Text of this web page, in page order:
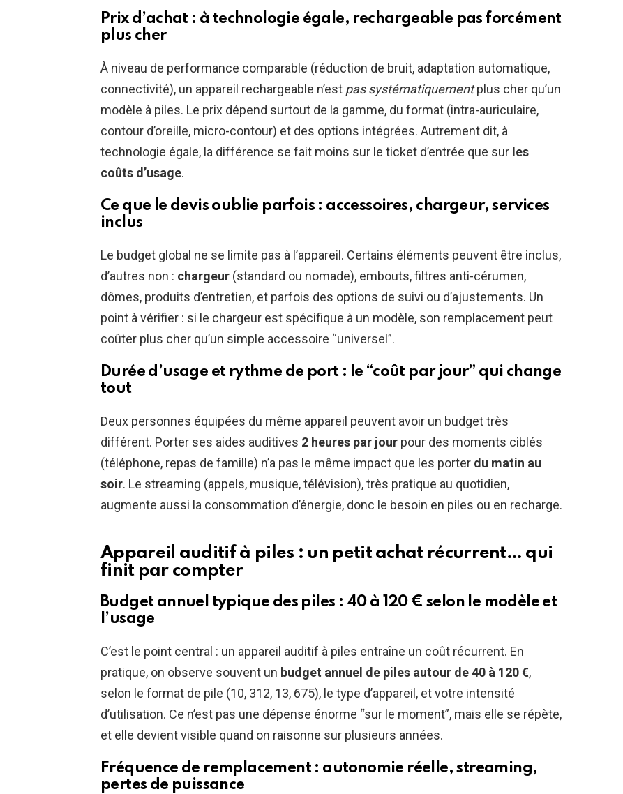
Prix d’achat : à technologie égale, rechargeable pas forcément
plus cher
À niveau de performance comparable (réduction de bruit, adaptation automatique,
connectivité), un appareil rechargeable n’est pas systématiquementplus cher qu’un
modèle à piles. Le prix dépend surtout de la gamme, du format (intra-auriculaire,
contour d’oreille, micro-contour) et des options intégrées. Autrement dit, à
technologie égale, la différence se fait moins sur le ticket d’entrée que sur les
coûts d’usage.
Ce que le devis oublie parfois : accessoires, chargeur, services
inclus
Le budget global ne se limite pas à l’appareil. Certains éléments peuvent être inclus,
d’autres non : chargeur (standard ou nomade), embouts, filtres anti-cérumen,
dômes, produits d’entretien, et parfois des options de suivi ou d’ajustements. Un
point à vérifier : si le chargeur est spécifique à un modèle, son remplacement peut
coûter plus cher qu’un simple accessoire “universel”.
Durée d’usage et rythme de port : le “coût par jour” qui change
tout
Deux personnes équipées du même appareil peuvent avoir un budget très
différent. Porter ses aides auditives 2 heures par jour pour des moments ciblés
(téléphone, repas de famille) n’a pas le même impact que les porter du matin au
soir. Le streaming (appels, musique, télévision), très pratique au quotidien,
augmente aussi la consommation d’énergie, donc le besoin en piles ou en recharge.
Appareil auditif à piles : un petit achat récurrent… qui
finit par compter
Budget annuel typique des piles : 40 à 120 € selon le modèle et
l’usage
C’est le point central : un appareil auditif à piles entraîne un coût récurrent. En
pratique, on observe souvent un budget annuel de piles autour de 40 à 120 €,
selon le format de pile (10, 312, 13, 675), le type d’appareil, et votre intensité
d’utilisation. Ce n’est pas une dépense énorme “sur le moment”, mais elle se répète,
et elle devient visible quand on raisonne sur plusieurs années.
Fréquence de remplacement : autonomie réelle, streaming,
pertes de puissance